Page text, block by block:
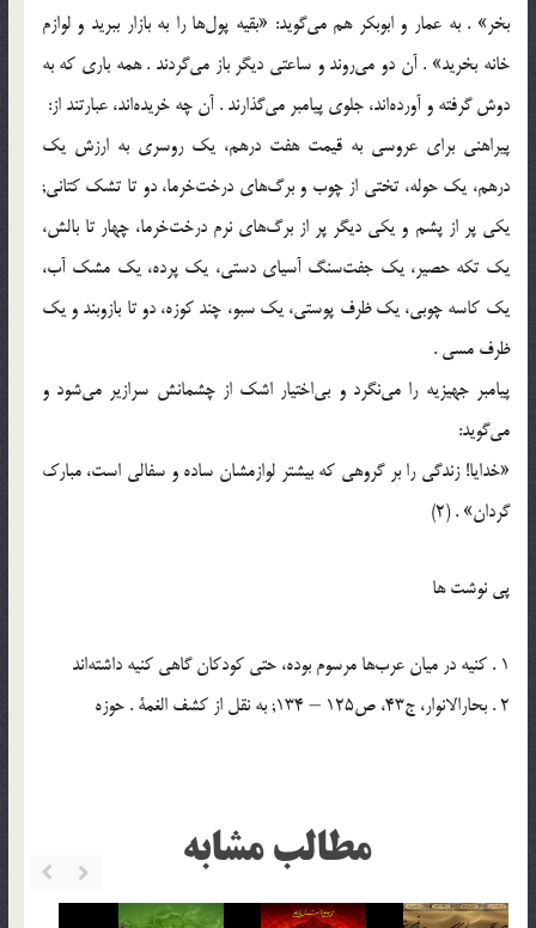
بخر» . به عمار و ابوبکر هم می‌گوید: «بقیه پول‌ها را به بازار ببرید و لوازم
خانه بخرید» . آن دو می‌روند و ساعتی دیگر باز می‌گردند . همه باری که به
دوش گرفته و آورده‌اند، جلوی پیامبر می‌گذارند . آن چه خریده‌اند، عبارتند از:
پیراهنی برای عروسی به قیمت هفت درهم، یک روسری به ارزش یک
درهم، یک حوله، تختی از چوب و برگ‌های درخت‌خرما، دو تا تشک کتانی;
یکی پر از پشم و یکی دیگر پر از برگ‌های نرم درخت‌خرما، چهار تا بالش،
یک تکه حصیر، یک جفت‌سنگ آسیای دستی، یک پرده، یک مشک آب،
یک کاسه چوبی، یک ظرف پوستی، یک سبو، چند کوزه، دو تا بازوبند و یک
ظرف مسی .
پیامبر جهیزیه را می‌نگرد و بی‌اختیار اشک از چشمانش سرازیر می‌شود و
می‌گوید:
«خدایا! زندگی را بر گروهی که بیشتر لوازمشان ساده و سفالی است، مبارک
گردان‌» . (2)
پی نوشت ها
1 . کنیه در میان عرب‌ها مرسوم بوده، حتی کودکان گاهی کنیه داشته‌اند
2 . بحارالانوار، ج‌43، ص‌125 – 134; به نقل از کشف الغمة . حوزه
مطالب مشابه